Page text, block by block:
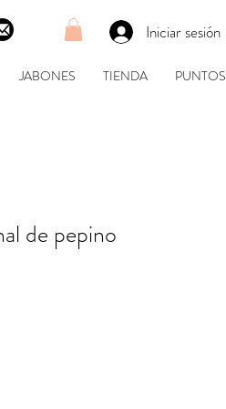
Iniciar sesión
JABONES TIENDA PUNTOS
de pepino